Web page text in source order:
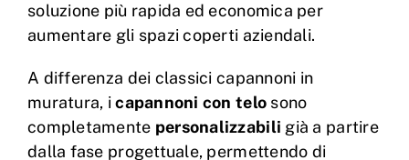
soluzione più rapida ed economica per
aumentare gli spazi coperti aziendali.
A differenza dei classici capannoni in
muratura, icapannoni con telo sono
completamente personalizzabili già a partire
dalla fase progettuale, permettendo di